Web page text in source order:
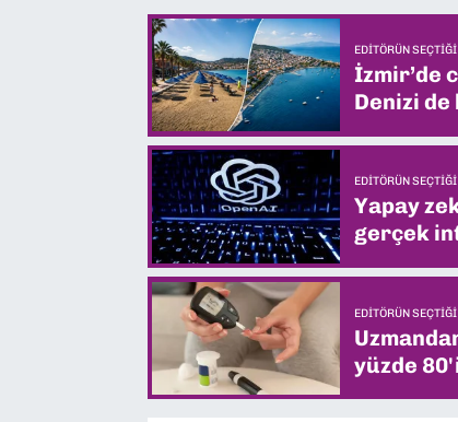
EDITÖRÜN SEÇTIĞI
İzmir’de
Denizi
EDITÖRÜN SEÇTIĞI
Yapay
gerçek
EDITÖRÜN SEÇTIĞI
yüzde